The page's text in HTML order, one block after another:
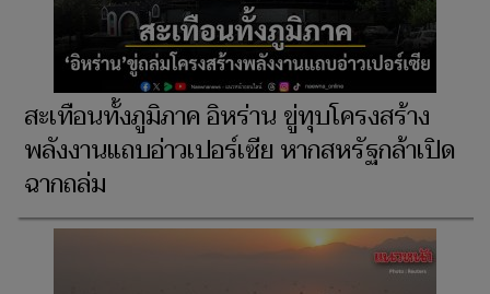
สะเทือนทั้งภูมิภาค อิหร่าน ขู่ทุบโครงสร้าง
พลังงานแถบอ่าวเปอร์เซีย หากสหรัฐกล้าเปิด
ฉากถล่ม